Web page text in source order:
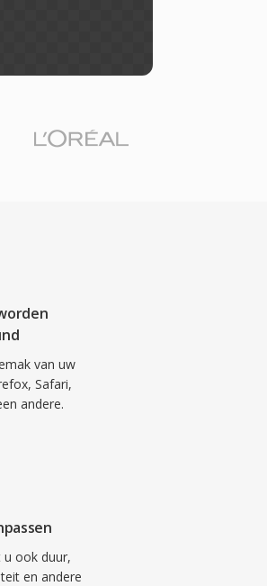
van uw
Safari,
andere.
u ook duur,
en andere